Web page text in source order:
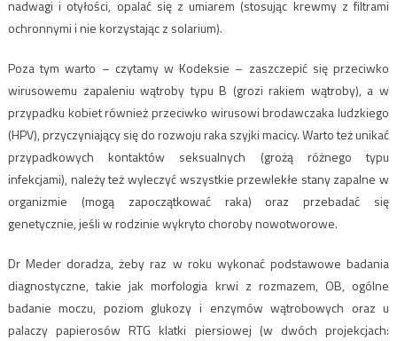
nadwagi i otyłości, opalać się z umiarem (stosując krewmy z filtrami
ochronnymi i nie korzystając z solarium).
Poza tym warto – czytamy w Kodeksie – zaszczepić się przeciwko
wirusowemu zapaleniu wątroby typu B (grozi rakiem wątroby), a w
przypadku kobiet również przeciwko wirusowi brodawczaka ludzkiego
(HPV), przyczyniający się do rozwoju raka szyjki macicy. Warto też unikać
przypadkowych kontaktów seksualnych (grożą różnego typu
infekcjami), należy też wyleczyć wszystkie przewlekłe stany zapalne w
organizmie (mogą zapoczątkować raka) oraz przebadać się
genetycznie, jeśli w rodzinie wykryto choroby nowotworowe.
Dr Meder doradza, żeby raz w roku wykonać podstawowe badania
diagnostyczne, takie jak morfologia krwi z rozmazem, OB, ogólne
badanie moczu, poziom glukozy i enzymów wątrobowych oraz u
palaczy papierosów RTG klatki piersiowej (w dwóch projekcjach: